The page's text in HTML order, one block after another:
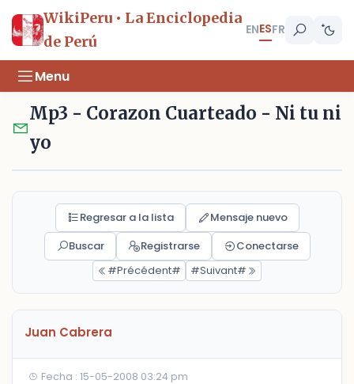
WikiPeru • La Enciclopedia
de Perú
ENESFR
Menu
Mp3 - Corazon Cuarteado - Ni tu ni
yo
Regresar a la lista
Mensaje nuevo
Buscar
Registrarse
Conectarse
#Précédent#
#Suivant#
Juan Cabrera
Fecha : 15-05-2008 03:24 pm